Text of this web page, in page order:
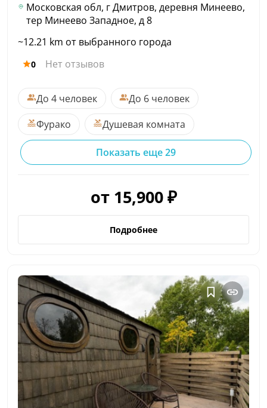
Московская обл, г Дмитров, деревня Минеево,
тер Минеево Западное, д 8
~12.21 km от выбранного города
0 Нет отзывов
До 4 человек
До 6 человек
Фурако
Душевая комната
Показать еще 29
от 15,900 ₽
Подробнее